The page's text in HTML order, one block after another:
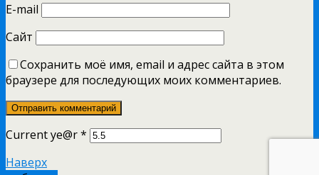
E-mail
Сайт
Сохранить моё имя, email и адрес сайта в этом
браузере для последующих моих комментариев.
Current ye@r*
Наверх